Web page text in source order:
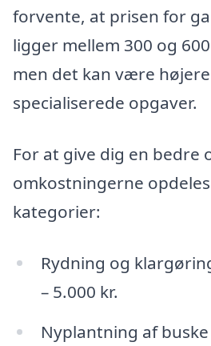
forvente, at prisen for
ligger mellem 300 og
men det kan være
specialiserede opgaver.
For at give dig en bedre
omkostningerne
kategorier:
Rydning og
– 5.000 kr.
Nyplantning af